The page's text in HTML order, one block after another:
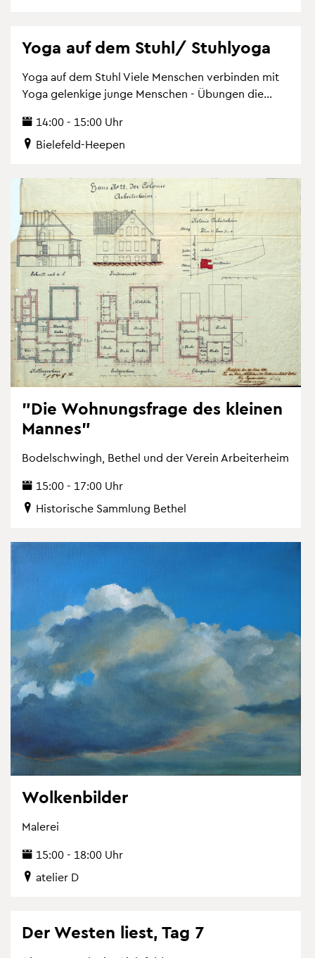
Yoga auf dem Stuhl/ Stuh­lyo­ga
Yoga auf dem Stuhl Viele Men­schen ver­bin­den mit
Yoga ge­len­ki­ge junge Men­schen - Übun­gen die...
14:00 - 15:00 Uhr
Bie­le­feld-Hee­pen
"Die Woh­nungs­fra­ge des klei­nen
Man­nes"
Bo­del­schwingh, Be­thel und der Ver­ein Ar­bei­ter­heim
15:00 - 17:00 Uhr
His­to­ri­sche Samm­lung Be­thel
Wol­ken­bil­der
Ma­le­rei
15:00 - 18:00 Uhr
ate­lier D
Der Wes­ten liest, Tag 7